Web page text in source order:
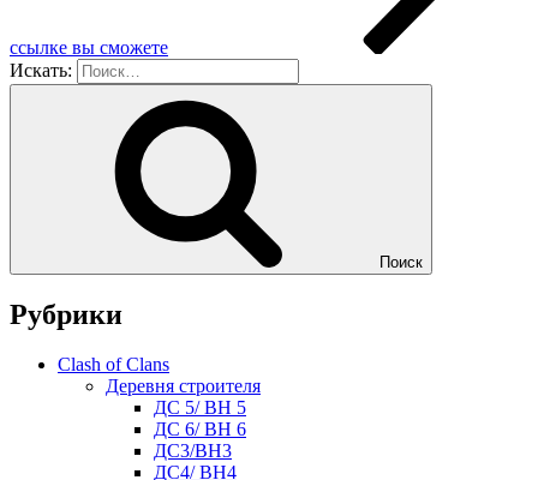
ссылкe вы сможeтe
Искать:
Поиск
Рубрики
Clash of Clans
Деревня строителя
ДС 5/ BH 5
ДС 6/ BH 6
ДС3/BH3
ДС4/ BH4